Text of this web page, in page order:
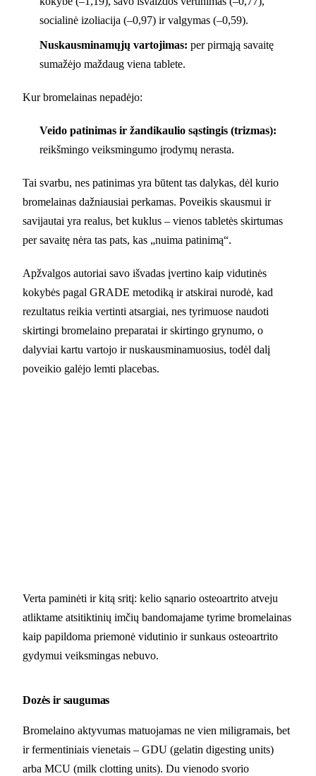
socialinė izoliacija (–0,97) ir valgymas (–0,59).
Nuskausminamųjų vartojimas: per pirmąją savaitę
sumažėjo maždaug viena tablete.
Kur bromelainas nepadėjo:
Veido patinimas ir žandikaulio sąstingis (trizmas):
reikšmingo veiksmingumo įrodymų nerasta.
Tai svarbu, nes patinimas yra būtent tas dalykas, dėl kurio
bromelainas dažniausiai perkamas. Poveikis skausmui ir
savijautai yra realus, bet kuklus – vienos tabletės skirtumas
per savaitę nėra tas pats, kas „nuima patinimą“.
Apžvalgos autoriai savo išvadas įvertino kaip vidutinės
kokybės pagal GRADE metodiką ir atskirai nurodė, kad
rezultatus reikia vertinti atsargiai, nes tyrimuose naudoti
skirtingi bromelaino preparatai ir skirtingo grynumo, o
dalyviai kartu vartojo ir nuskausminamuosius, todėl dalį
poveikio galėjo lemti placebas.
Verta paminėti ir kitą sritį: kelio sąnario osteoartrito atveju
atliktame atsitiktinių imčių bandomajame tyrime bromelainas
kaip papildoma priemonė vidutinio ir sunkaus osteoartrito
gydymui veiksmingas nebuvo.
Dozės ir saugumas
Bromelaino aktyvumas matuojamas ne vien miligramais, bet
ir fermentiniais vienetais – GDU (gelatin digesting units)
arba MCU (milk clotting units). Du vienodo svorio